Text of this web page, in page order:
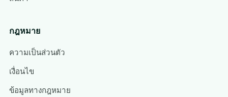
กฎหมาย
ความเป็นส่วนตัว
เงื่อนไข
ข้อมูลทางกฎหมาย